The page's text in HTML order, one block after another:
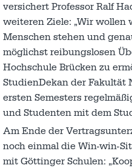
versichert Professor Ralf
weiteren Ziele: „Wir wollen
Menschen stehen und
möglichst reibungslosen
Hochschule Brücken zu
StudienDekan der Fakultät
ersten Semesters
und Studenten mit dem
Am Ende der
noch einmal die Win-win-
mit Göttinger Schulen: